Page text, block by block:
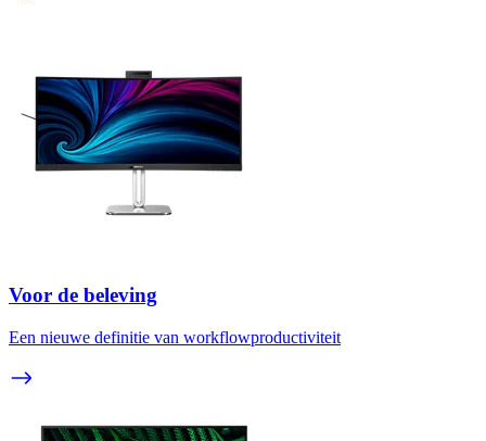
Voor de beleving
Een nieuwe definitie van workflowproductiviteit